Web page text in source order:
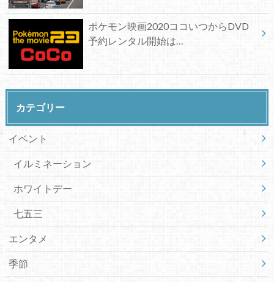
ポケモン映画2020ココいつからDVD
予約レンタル開始は…
カテゴリー
イベント
イルミネーション
ホワイトデー
七五三
エンタメ
季節